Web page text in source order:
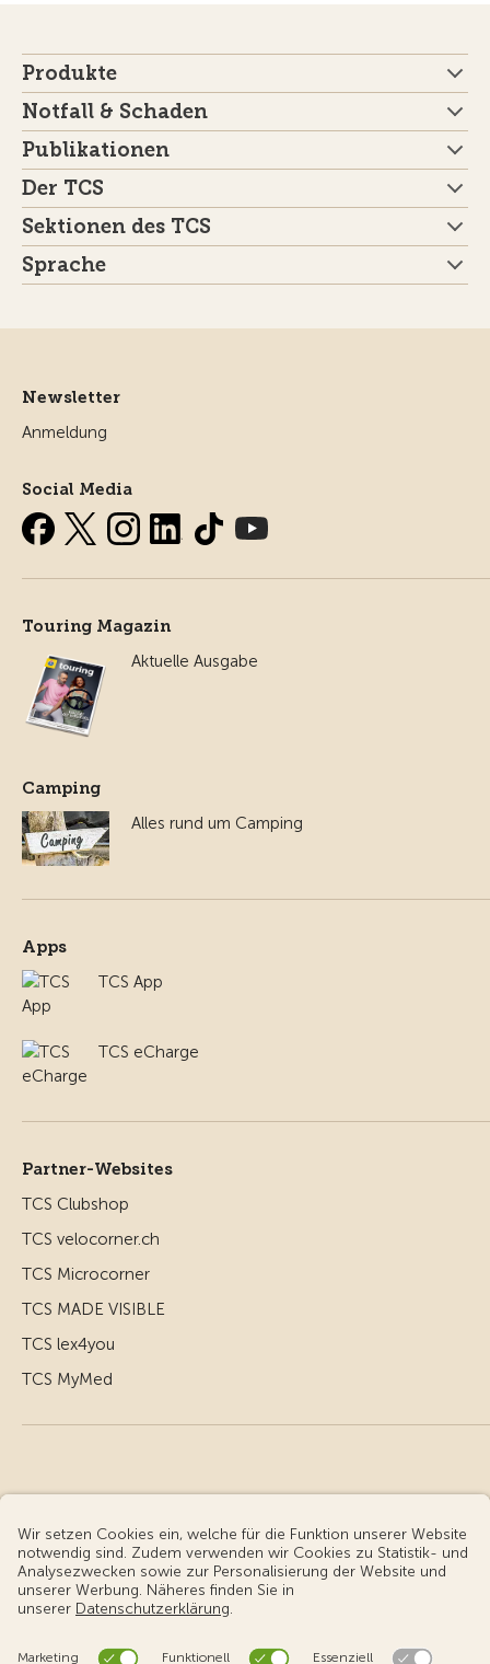
Produkte
Notfall & Schaden
Publikationen
Der TCS
Sektionen des TCS
Sprache
Newsletter
Anmeldung
Social Media
Touring Magazin
Aktuelle Ausgabe
Camping
Alles rund um Camping
Apps
TCS App
TCS eCharge
Partner-Websites
TCS Clubshop
TCS velocorner.ch
TCS Microcorner
TCS MADE VISIBLE
TCS lex4you
TCS MyMed
© Touring Club Schweiz
Benutzungsbedingungen - rechtliche Informationen